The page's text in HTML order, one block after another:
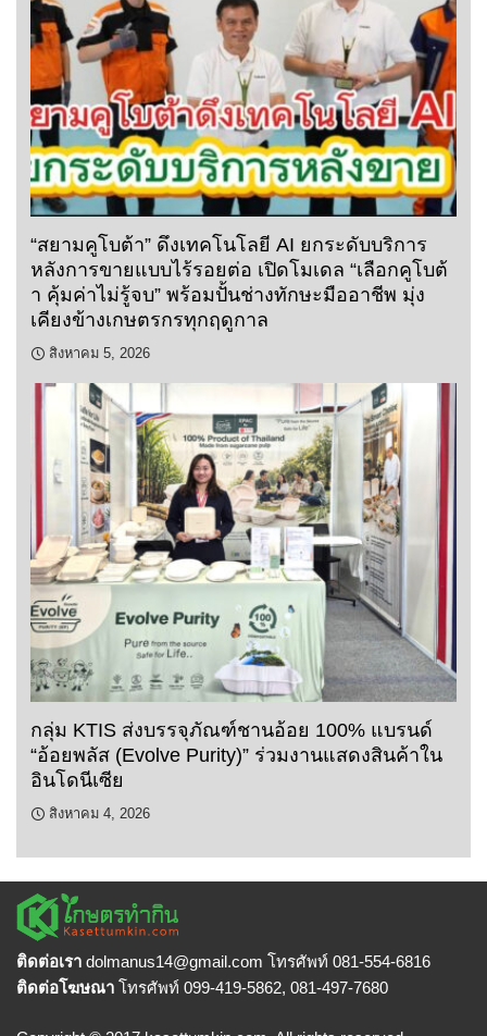
“สยามคูโบต้า” ดึงเทคโนโลยี AI ยกระดับบริการ
หลังการขายแบบไร้รอยต่อ เปิดโมเดล “เลือกคูโบต้
า คุ้มค่าไม่รู้จบ” พร้อมปั้นช่างทักษะมืออาชีพ มุ่ง
เคียงข้างเกษตรกรทุกฤดูกาล
สิงหาคม 5, 2026
กลุ่ม KTIS ส่งบรรจุภัณฑ์ชานอ้อย 100% แบรนด์
“อ้อยพลัส (Evolve Purity)” ร่วมงานแสดงสินค้าใน
อินโดนีเซีย
สิงหาคม 4, 2026
ติดต่อเรา dolmanus14@gmail.com โทรศัพท์ 081-554-6816
ติดต่อโฆษณา โทรศัพท์ 099-419-5862, 081-497-7680